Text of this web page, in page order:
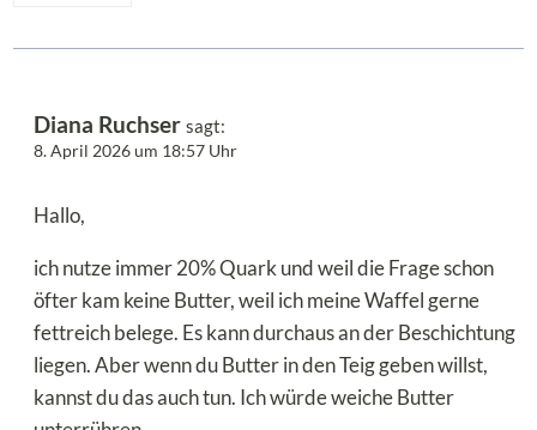
Diana Ruchser sagt:
8. April 2026 um 18:57 Uhr
Hallo,
ich nutze immer 20% Quark und weil die Frage schon
öfter kam keine Butter, weil ich meine Waffel gerne
fettreich belege. Es kann durchaus an der Beschichtung
liegen. Aber wenn du Butter in den Teig geben willst,
kannst du das auch tun. Ich würde weiche Butter